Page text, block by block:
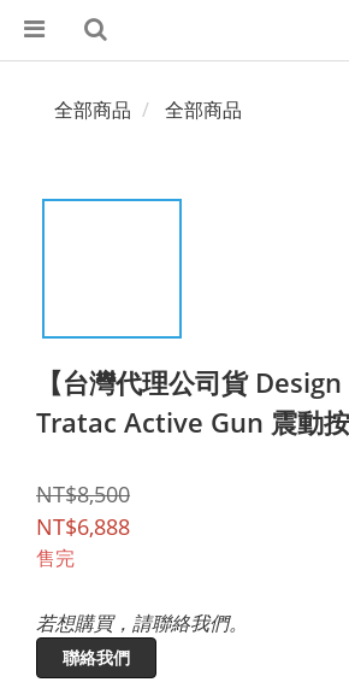
全部商品 全部商品
【台灣代理公司貨
Tratac Active Gun 震動
NT$8,500
NT$6,888
售完
若想購買，請聯絡我們。
聯絡我們